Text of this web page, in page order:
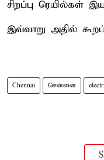
சிறப்பு ரெயில்கள்
இவ்வாறு அதில்
Chennai சென்னை